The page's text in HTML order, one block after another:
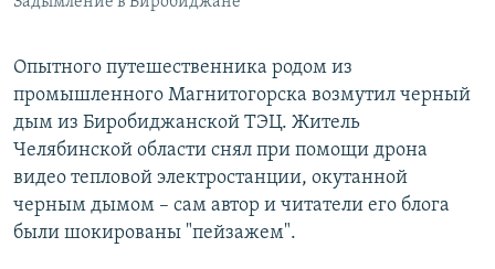
Все сайты РСЕ/РС
Опытного путешественника родом из
промышленного Магнитогорска возмутил черный
дым из Биробиджанской ТЭЦ. Житель
Челябинской области снял при помощи дрона
видео тепловой электростанции, окутанной
черным дымом – сам автор и читатели его блога
были шокированы "пейзажем".